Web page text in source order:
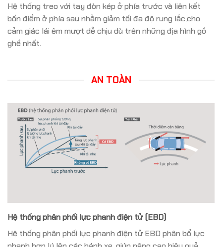
Hệ thống treo với tay đòn kép ở phía trước và liên kết
bốn điểm ở phía sau nhằm giảm tối đa độ rung lắc,cho
cảm giác lái êm mượt dễ chịu dù trên những địa hình gồ
ghề nhất.
AN TOÀN
Hệ thống phân phối lực phanh điện tử (EBD)
Hệ thống phân phối lực phanh điện tử EBD phân bổ lực